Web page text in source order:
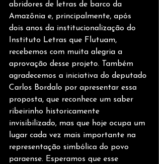
abridores de letras de barco da
Amazônia e, principalmente, após
dois anos da institucionalização do
Instituto Letras que Flutuam,
recebemos com muita alegria a
aprovação desse projeto. Também
agradecemos a iniciativa do deputado
Carlos Bordalo por apresentar essa
proposta, que reconhece um saber
ribeirinho historicamente
invisibilizado, mas que hoje ocupa um
lugar cada vez mais importante na
representação simbólica do povo
paraense. Esperamos que esse